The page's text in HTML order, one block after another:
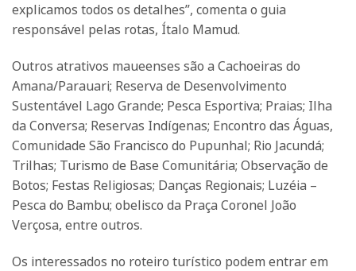
explicamos todos os detalhes”, comenta o guia
responsável pelas rotas, Ítalo Mamud.
Outros atrativos maueenses são a Cachoeiras do
Amana/Parauari; Reserva de Desenvolvimento
Sustentável Lago Grande; Pesca Esportiva; Praias; Ilha
da Conversa; Reservas Indígenas; Encontro das Águas,
Comunidade São Francisco do Pupunhal; Rio Jacundá;
Trilhas; Turismo de Base Comunitária; Observação de
Botos; Festas Religiosas; Danças Regionais; Luzéia –
Pesca do Bambu; obelisco da Praça Coronel João
Verçosa, entre outros.
Os interessados no roteiro turístico podem entrar em